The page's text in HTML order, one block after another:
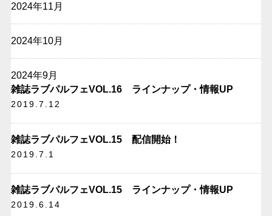
2024年11月
2024年10月
2024年9月
雑誌ラブパルフェVOL.16 ラインナップ・情報UP
2019.7.12
雑誌ラブパルフェVOL.15 配信開始！
2019.7.1
雑誌ラブパルフェVOL.15 ラインナップ・情報UP
2019.6.14